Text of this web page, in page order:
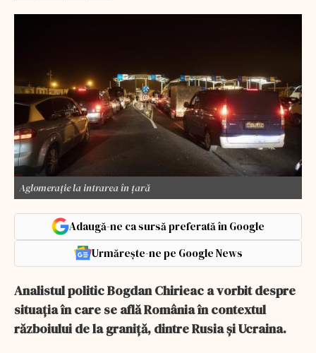
Aglomerație la intrarea în țară
Adaugă-ne ca sursă preferată în Google
Urmărește-ne pe Google News
Analistul politic Bogdan Chirieac a vorbit despre
situaţia în care se află România în contextul
războiului de la graniţă, dintre Rusia şi Ucraina.